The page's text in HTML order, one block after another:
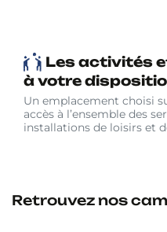
Les activités
à votre
Un emplacement choisi
accès à l’ensemble des
installations de loisirs et
Retrouvez nos